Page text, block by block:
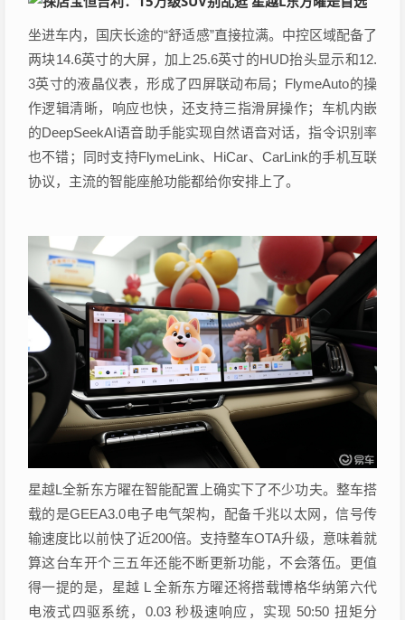
坐进车内，国庆长途的“舒适感”直接拉满。中控区域配备了
两块14.6英寸的大屏，加上25.6英寸的HUD抬头显示和12.
3英寸的液晶仪表，形成了四屏联动布局；FlymeAuto的操
作逻辑清晰，响应也快，还支持三指滑屏操作；车机内嵌
的DeepSeekAI语音助手能实现自然语音对话，指令识别率
也不错；同时支持FlymeLink、HiCar、CarLink的手机互联
协议，主流的智能座舱功能都给你安排上了。
星越L全新东方曜在智能配置上确实下了不少功夫。整车搭
载的是GEEA3.0电子电气架构，配备千兆以太网，信号传
输速度比以前快了近200倍。支持整车OTA升级，意味着就
算这台车开个三五年还能不断更新功能，不会落伍。更值
得一提的是，星越 L 全新东方曜还将搭载博格华纳第六代
电液式四驱系统，0.03 秒极速响应，实现 50:50 扭矩分